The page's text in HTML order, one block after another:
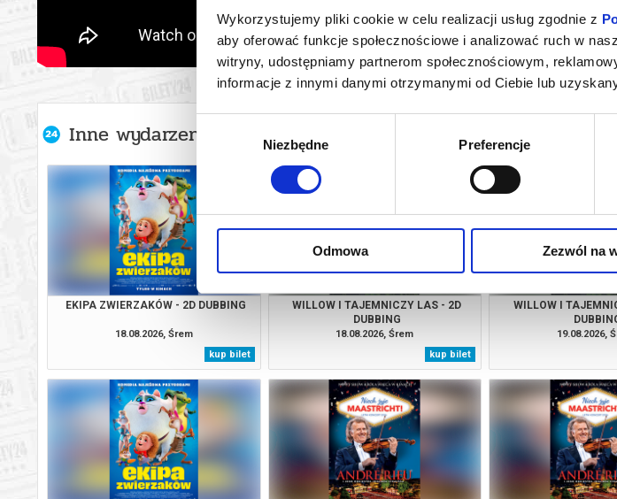
Wykorzystujemy pliki cookie w celu realizacji usług zgodnie z
aby oferować funkcje społecznościowe i analizować ruch w
witryny, udostępniamy partnerom społecznościowym,
informacje z innymi danymi otrzymanymi od Ciebie lub
Niezbędne Preferencje
Odmowa Zezwól na
Inne wydarzenia organizatora
EKIPA ZWIERZAKÓW - 2D DUBBING
18.08.2026, Śrem
kup bilet
WILLOW I TAJEMNICZY LAS - 2D
DUBBING
18.08.2026, Śrem
kup bilet
WILLOW I
19.08.2026,